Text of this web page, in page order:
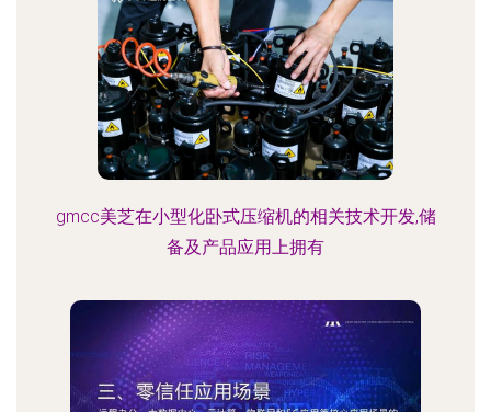
gmcc美芝在小型化卧式压缩机的相关技术开发,储
备及产品应用上拥有